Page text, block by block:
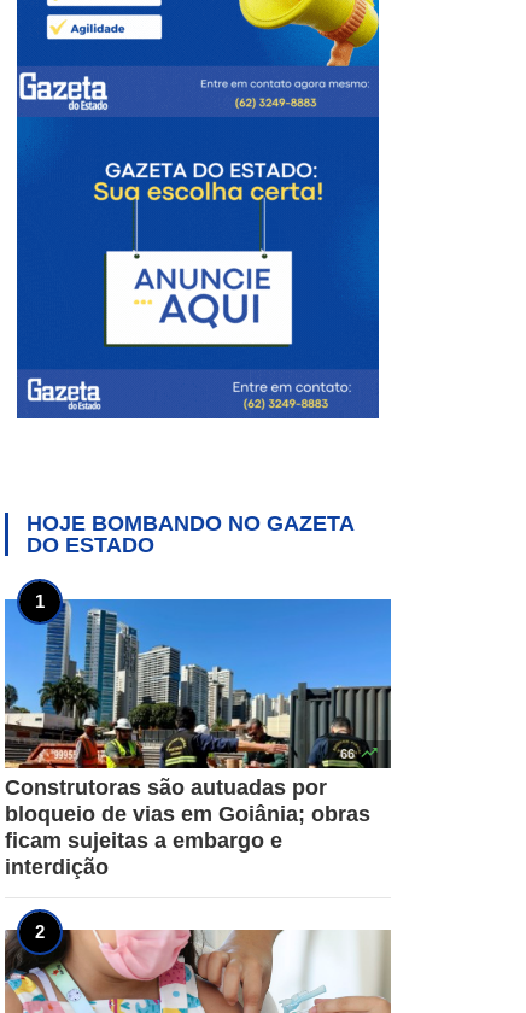
HOJE BOMBANDO NO GAZETA
DO ESTADO
66 
Construtoras são autuadas por
bloqueio de vias em Goiânia; obras
ficam sujeitas a embargo e
interdição